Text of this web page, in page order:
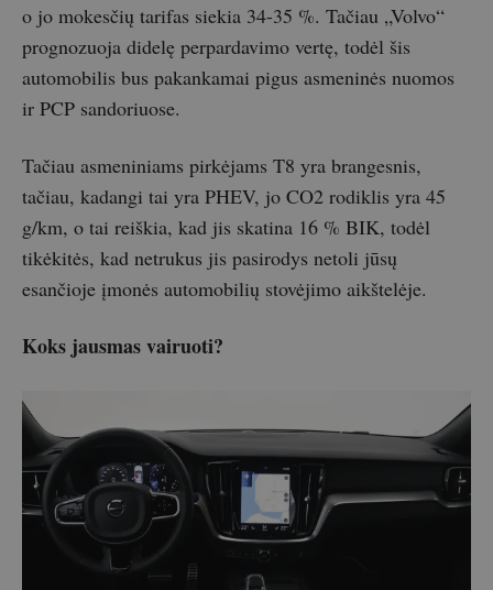
o jo mokesčių tarifas siekia 34-35 %. Tačiau „Volvo“
prognozuoja didelę perpardavimo vertę, todėl šis
automobilis bus pakankamai pigus asmeninės nuomos
ir PCP sandoriuose.
Tačiau asmeniniams pirkėjams T8 yra brangesnis,
tačiau, kadangi tai yra PHEV, jo CO2 rodiklis yra 45
g/km, o tai reiškia, kad jis skatina 16 % BIK, todėl
tikėkitės, kad netrukus jis pasirodys netoli jūsų
esančioje įmonės automobilių stovėjimo aikštelėje.
Koks jausmas vairuoti?